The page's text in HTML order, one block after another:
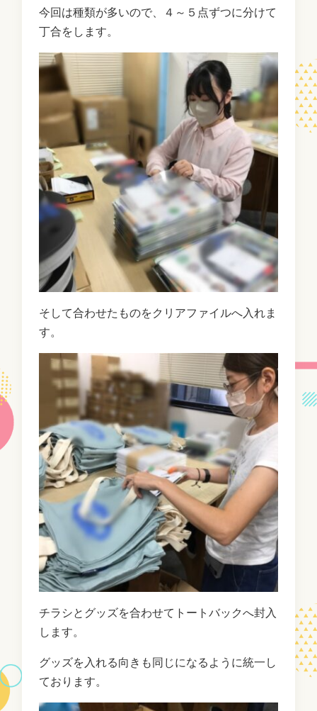
今回は種類が多いので、４～５点ずつに分けて
丁合をします。
そして合わせたものをクリアファイルへ入れま
す。
チラシとグッズを合わせてトートバックへ封入
します。
グッズを入れる向きも同じになるように統一し
ております。